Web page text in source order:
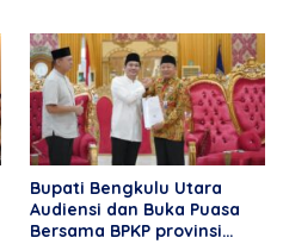
Bupati Bengkulu Utara
Audiensi dan Buka Puasa
Bersama BPKP provinsi